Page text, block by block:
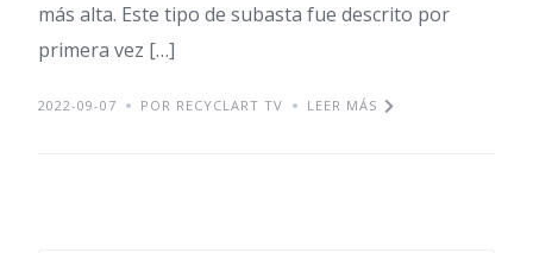
más alta. Este tipo de subasta fue descrito por
primera vez […]
2022-09-07 POR RECYCLART TV LEER MÁS